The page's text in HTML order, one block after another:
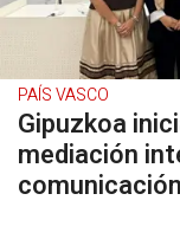
PAÍS VASCO
Gipuzkoa
mediación